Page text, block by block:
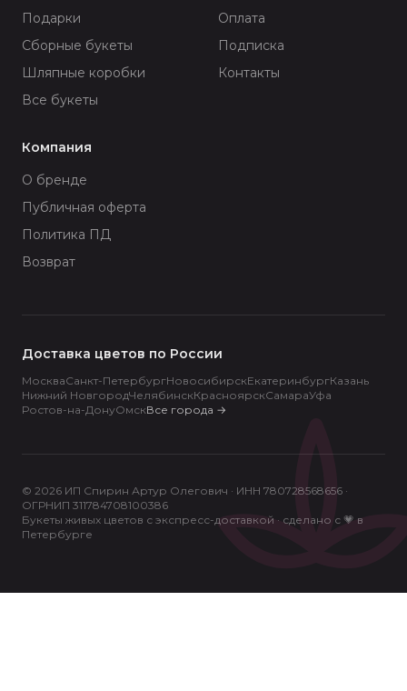
Подарки
Сборные букеты
Шляпные коробки
Все букеты
Оплата
Подписка
Контакты
Компания
О бренде
Публичная оферта
Политика ПД
Возврат
Доставка цветов по России
МоскваСанкт-ПетербургНовосибирскЕкатеринбургКазань
Нижний НовгородЧелябинскКрасноярскСамараУфа
Ростов-на-ДонуОмскВсе города →
© 2026 ИП Спирин Артур Олегович · ИНН 780728568656 ·
ОГРНИП 311784708100386
Букеты живых цветов с экспресс-доставкой · сделано с 💗 в
Петербурге